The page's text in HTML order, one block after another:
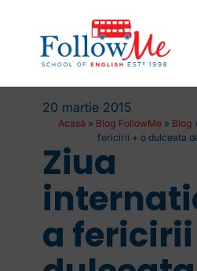
20 martie 2015
Acasă » Blog FollowMe» Blog
fericirii + o dulceata
Ziua
a fericirii